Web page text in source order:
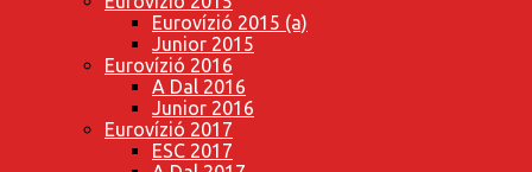
Eurovízió 2015 (a)
Junior 2015
Eurovízió 2016
A Dal 2016
Junior 2016
Eurovízió 2017
ESC 2017